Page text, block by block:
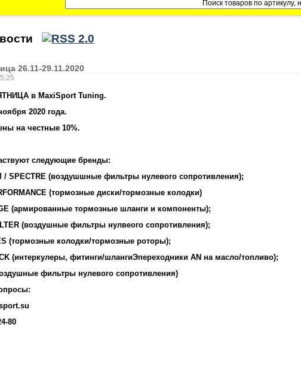
26.11-29.11.2020
в MaxiSport Tuning.
2020 года.
на честные 10%.
следующие бренды:
/ SPECTRE (воздушшные фильтры нулевого сопротивления);
(тормозные диски/тормозные колодки)
(армированные тормозные шланги и компоненты);
(воздушные фильтры нулвеого сопротивления);
(тормозные колодки/тормозные роторы);
(интеркулеры, фитинги/шлангиЭпереходники AN на масло/топливо);
фильтры нулевого сопротивления)
80